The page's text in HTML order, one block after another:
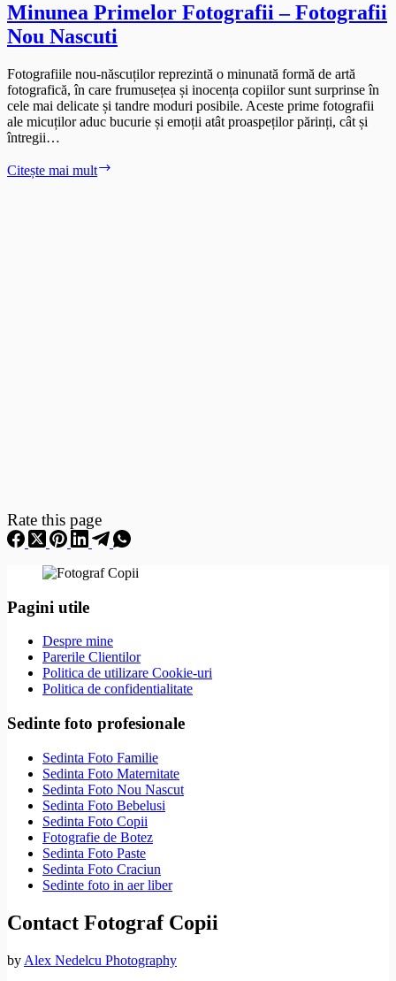
Minunea Primelor Fotografii – Fotografii
Nou Nascuti
Fotografiile nou-născuților reprezintă o minunată formă de artă
fotografică, în care frumusețea și inocența copiilor sunt surprinse în
cele mai delicate și tandre moduri posibile. Aceste prime fotografii
ale micuților aduc bucurie și emoții atât proaspeților părinți, cât și
întregii…
Citește mai mult
Rate this page
Pagini utile
Despre mine
Parerile Clientilor
Politica de utilizare Cookie-uri
Politica de confidentialitate
Sedinte foto profesionale
Sedinta Foto Familie
Sedinta Foto Maternitate
Sedinta Foto Nou Nascut
Sedinta Foto Bebelusi
Sedinta Foto Copii
Fotografie de Botez
Sedinta Foto Paste
Sedinta Foto Craciun
Sedinte foto in aer liber
Contact Fotograf Copii
by Alex Nedelcu Photography